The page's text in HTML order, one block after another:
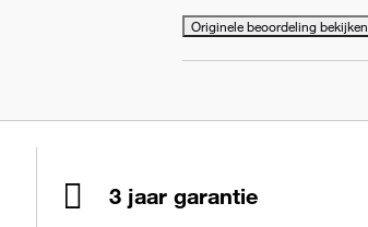
Originele beoordeling bekijken
3 jaar garantie